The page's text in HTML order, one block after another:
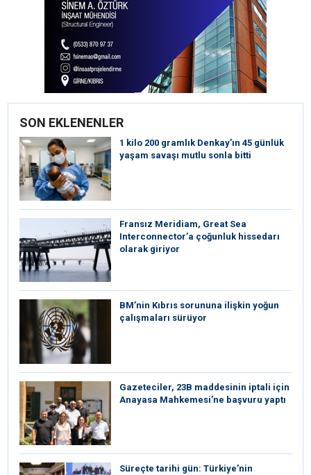
SON EKLENENLER
1 kilo 200 gramlık Denkay’ın 45 günlük
yaşam savaşı mutlu sonla bitti
Fransız Meridiam, Great Sea
Interconnector’a çoğunluk hissedarı
olarak giriyor
BM’nin Kıbrıs sorununa ilişkin yoğun
çalışmaları sürüyor
Gazeteciler, 23B maddesinin iptali için
Anayasa Mahkemesi’ne başvuru yaptı
Süreçte tarihi gün: Türkiye’nin